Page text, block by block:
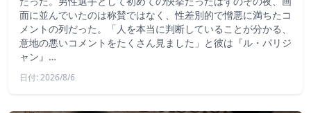
面に並んでいたのは称賛ではなく、性差別的で憎悪に満ちたコ
メントの列だった。「人を本当に判断していることが分かる、
意地の悪いコメントをたくさん見ました」と彼は『ル・パリジ
ャン』…
日付: 2026/8/6